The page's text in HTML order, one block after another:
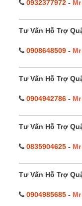
0932377972 -
Tư Vấn Hỗ Trợ
0908648509 -
Tư Vấn Hỗ Trợ
0904942786 -
Tư Vấn Hỗ Trợ
0835904625 -
Tư Vấn Hỗ Trợ
0904985685 -